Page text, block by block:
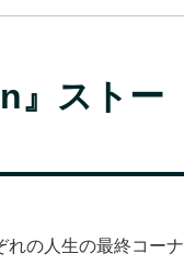
』ストー
れの人生の最終コーナ